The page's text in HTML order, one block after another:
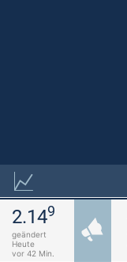
2.149
geändert
Heute
vor 42 Min.